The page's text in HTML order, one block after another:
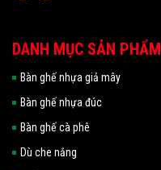
DANH MỤC SẢN PHẨM
Bàn ghế nhựa giả mây
Bàn ghế nhựa đúc
Bàn ghế cà phê
Dù che nắng